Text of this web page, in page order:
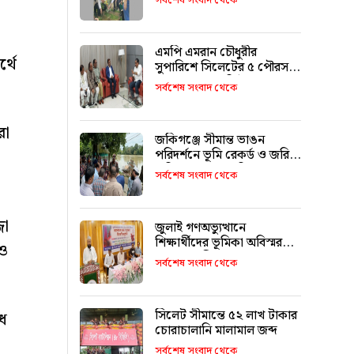
এমপি এমরান চৌধুরীর
সুপারিশে সিলেটের ৫ পৌরসভা
পাচ্ছে ৫ শ কোটি টাকা
সর্বশেষ সংবাদ থেকে
জকিগঞ্জে সীমান্ত ভাঙন
পরিদর্শনে ভূমি রেকর্ড ও জরিপ
অধিদপ্তরের মহাপরিচালক
সর্বশেষ সংবাদ থেকে
জুলাই গণঅভ্যুত্থানে
শিক্ষার্থীদের ভূমিকা অবিস্মরণীয়
: এম এ মালিক
সর্বশেষ সংবাদ থেকে
সিলেট সীমান্তে ৫২ লাখ টাকার
চোরাচালানি মালামাল জব্দ